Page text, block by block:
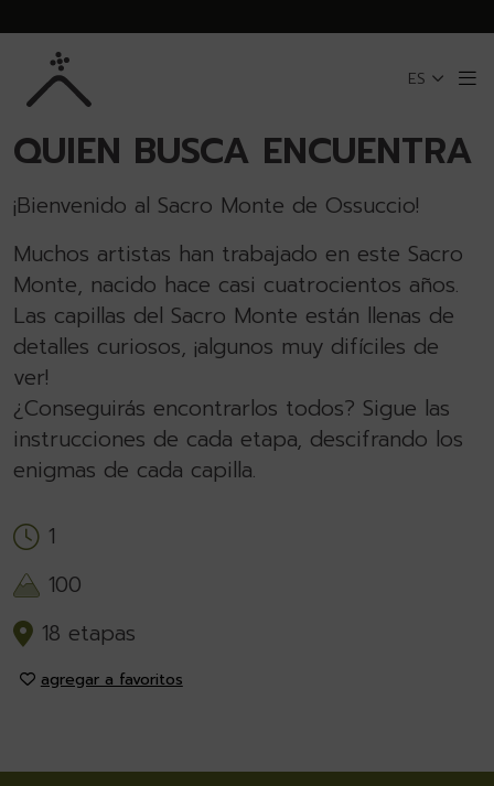
ES
VOLVER A SACRO MONTE DE OSSUCCIO
QUIEN BUSCA ENCUENTRA
¡Bienvenido al Sacro Monte de Ossuccio!
Muchos artistas han trabajado en este Sacro
Monte, nacido hace casi cuatrocientos años.
Las capillas del Sacro Monte están llenas de
detalles curiosos, ¡algunos muy difíciles de
ver!
¿Conseguirás encontrarlos todos? Sigue las
instrucciones de cada etapa, descifrando los
enigmas de cada capilla.
1
100
18 etapas
agregar a favoritos